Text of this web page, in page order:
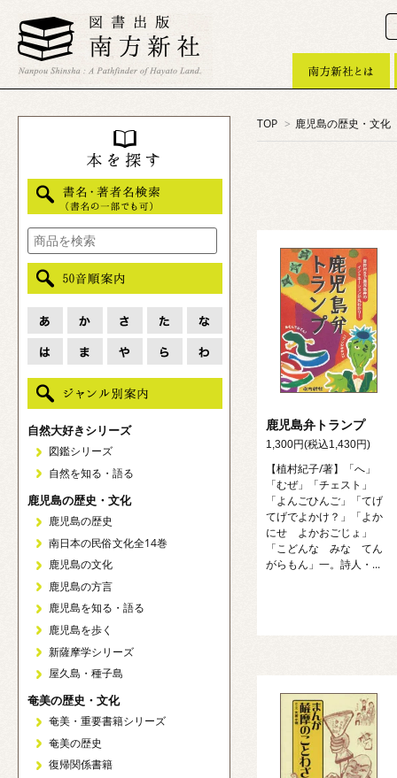
TOP > 鹿児島の歴史・文化
鹿児島弁トランプ
1,300円(税込1,430円)
【植村紀子/著】「へ」
「むぜ」「チェスト」
「よんごひんご」「てげ
てげでよかけ？」「よか
にせ よかおごじょ」
「こどんな みな てん
がらもん」一。詩人・...
自然大好きシリーズ
図鑑シリーズ
自然を知る・語る
鹿児島の歴史・文化
鹿児島の歴史
南日本の民俗文化全14巻
鹿児島の文化
鹿児島の方言
鹿児島を知る・語る
鹿児島を歩く
新薩摩学シリーズ
屋久島・種子島
奄美の歴史・文化
奄美・重要書籍シリーズ
奄美の歴史
復帰関係書籍